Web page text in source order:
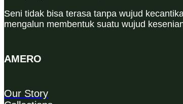
Seni tidak bisa terasa tanpa wujud
mengalun membentuk suatu wujud
AMERO
Our Story